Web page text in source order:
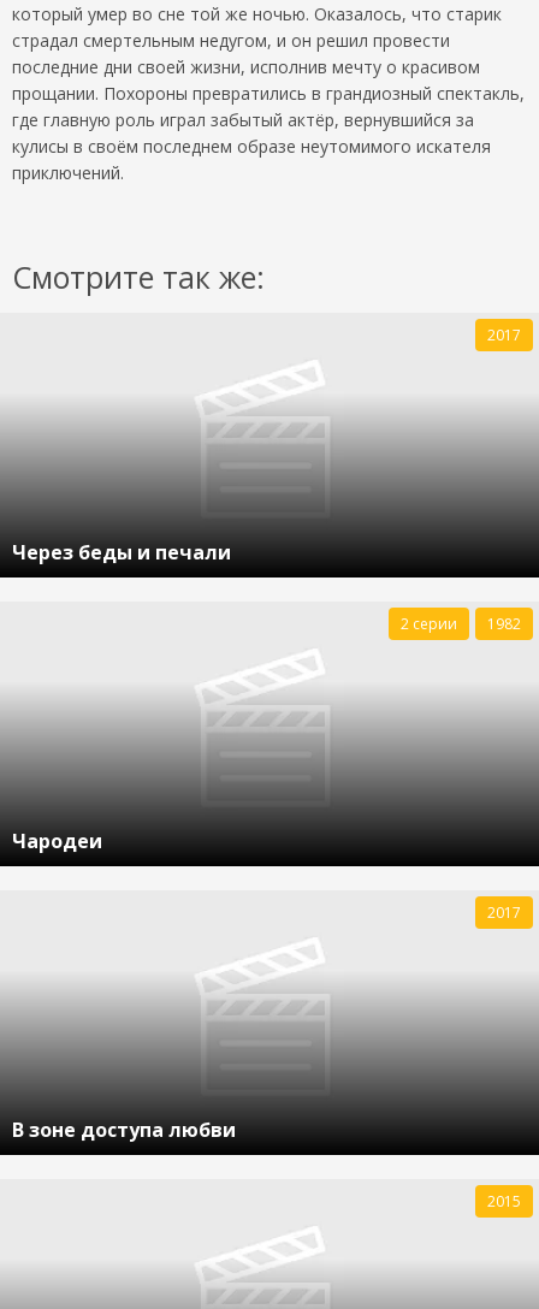
который умер во сне той же ночью. Оказалось, что старик
страдал смертельным недугом, и он решил провести
последние дни своей жизни, исполнив мечту о красивом
прощании. Похороны превратились в грандиозный спектакль,
где главную роль играл забытый актёр, вернувшийся за
кулисы в своём последнем образе неутомимого искателя
приключений.
Смотрите так же:
Через беды и печали
2017
Чародеи
2 серии 1982
В зоне доступа любви
2017
2015